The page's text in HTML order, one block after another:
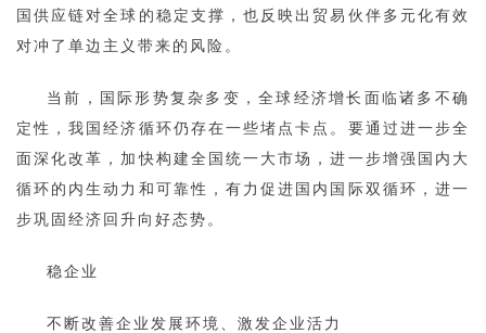
国供应链对全球的稳定支撑，也反映出贸易伙伴多元化有效
对冲了单边主义带来的风险。
当前，国际形势复杂多变，全球经济增长面临诸多不确
定性，我国经济循环仍存在一些堵点卡点。要通过进一步全
面深化改革，加快构建全国统一大市场，进一步增强国内大
循环的内生动力和可靠性，有力促进国内国际双循环，进一
步巩固经济回升向好态势。
稳企业
不断改善企业发展环境、激发企业活力